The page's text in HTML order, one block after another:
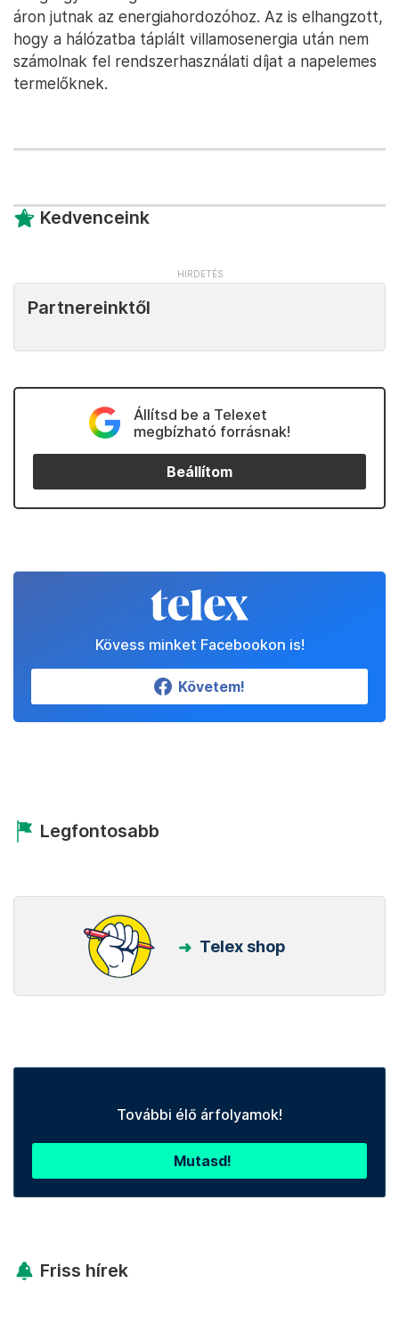
áron jutnak az energiahordozóhoz. Az is elhangzott,
hogy a hálózatba táplált villamosenergia után nem
számolnak fel rendszerhasználati díjat a napelemes
termelőknek.
Kedvenceink
Partnereinktől
Állítsd be a Telexet
megbízható forrásnak!
Beállítom
Kövess minket Facebookon is!
Követem!
Legfontosabb
Telex shop
További élő árfolyamok!
Mutasd!
Friss hírek